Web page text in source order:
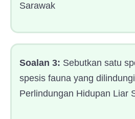
Sarawak
Soalan 3: Sebutkan satu
spesis fauna yang
Perlindungan Hidupan Liar